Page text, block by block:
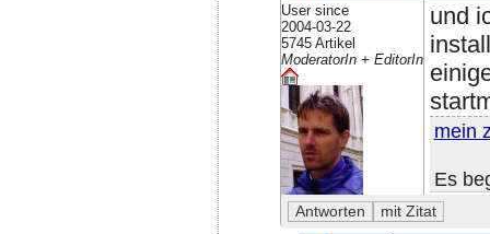
User since
2004-03-22
5745 Artikel
ModeratorIn + EditorIn
und
mein
Es